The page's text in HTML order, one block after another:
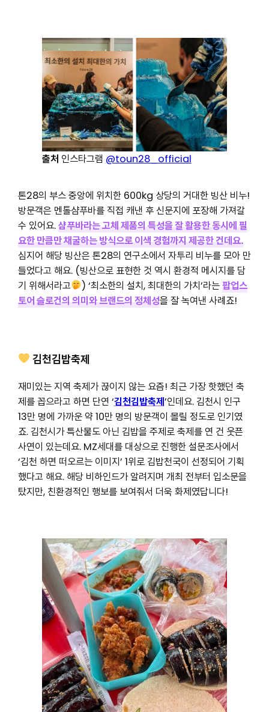
출처 인스타그램 @toun28_official
톤28의 부스 중앙에 위치한 600kg 상당의 거대한 빙산 비누!
방문객은 멘톨샴푸바를 직접 캐낸 후 신문지에 포장해 가져갈
수 있어요.샴푸바라는 고체 제품의 특성을 잘 활용한 동시에 필
요한 만큼만 채굴하는 방식으로 이색 경험까지 제공한 건데요.
심지어 해당 빙산은 톤28의 연구소에서 자투리 비누를 모아 만
들었다고 해요. (빙산으로 표현한 것 역시 환경적 메시지를 담
기 위해서라고
) ‘최소한의 설치, 최대한의 가치’라는팝업스
토어 슬로건의 의미와 브랜드의 정체성을 잘 녹여낸 사례죠!
김천김밥축제
재미있는 지역 축제가 끊이지 않는 요즘! 최근 가장 핫했던 축
제를 꼽으라고 하면 단연 ‘김천김밥축제’인데요. 김천시 인구
13만 명에 가까운 약 10만 명의 방문객이 몰릴 정도로 인기였
죠. 김천시가 특산물도 아닌 김밥을 주제로 축제를 연 건 웃픈
사연이 있는데요. MZ세대를 대상으로 진행한 설문조사에서
‘김천 하면 떠오르는 이미지’ 1위로 김밥천국이 선정되어 기획
했다고 해요. 해당 비하인드가 알려지며 개최 전부터 입소문을
탔지만, 친환경적인 행보를 보여줘서 더욱 화제였답니다!